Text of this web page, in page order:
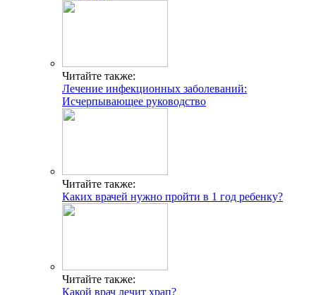
Читайте также:
Лечение инфекционных заболеваний:
Исчерпывающее руководство
Читайте также:
Каких врачей нужно пройти в 1 год ребенку?
Читайте также:
Какой врач лечит храп?